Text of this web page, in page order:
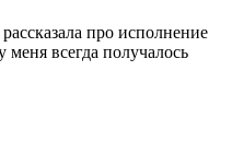
про исполнение
всегда получалось